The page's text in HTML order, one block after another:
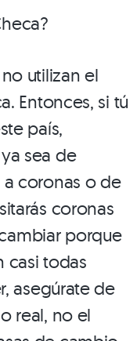
utilizan el
Entonces, si tú
país,
sea de
coronas o de
coronas
porque
casi todas
asegúrate de
real, no el